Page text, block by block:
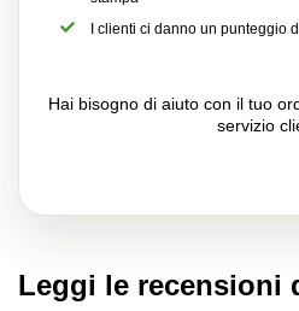
I clienti ci danno un punteggio
Hai bisogno di aiuto con il tuo
servizio
Leggi le recensioni